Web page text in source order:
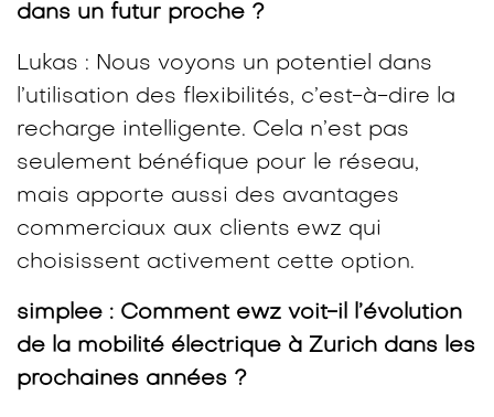
dans un futur proche ?
Lukas : Nous voyons un potentiel dans
l’utilisation des flexibilités, c’est-à-dire la
recharge intelligente. Cela n’est pas
seulement bénéfique pour le réseau,
mais apporte aussi des avantages
commerciaux aux clients ewz qui
choisissent activement cette option.
simplee : Comment ewz voit-il l’évolution
de la mobilité électrique à Zurich dans les
prochaines années ?